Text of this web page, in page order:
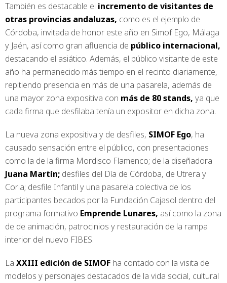
También es destacable el incremento de visitantes de
otras provincias andaluzas, como es el ejemplo de
Córdoba, invitada de honor este año en Simof Ego, Málaga
y Jaén, así como gran afluencia de público internacional,
destacando el asiático. Además, el público visitante de este
año ha permanecido más tiempo en el recinto diariamente,
repitiendo presencia en más de una pasarela, además de
una mayor zona expositiva con más de 80 stands, ya que
cada firma que desfilaba tenía un expositor en dicha zona.
La nueva zona expositiva y de desfiles, SIMOF Ego, ha
causado sensación entre el público, con presentaciones
como la de la firma Mordisco Flamenco; de la diseñadora
Juana Martín; desfiles del Día de Córdoba, de Utrera y
Coria; desfile Infantil y una pasarela colectiva de los
participantes becados por la Fundación Cajasol dentro del
programa formativo Emprende Lunares, así como la zona
de de animación, patrocinios y restauración de la rampa
interior del nuevo FIBES.
La XXIII edición de SIMOF ha contado con la visita de
modelos y personajes destacados de la vida social, cultural